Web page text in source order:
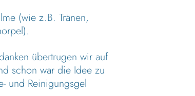
(wie z.B. Tränen,
übertrugen wir auf
schon war die Idee zu
und Reinigungsgel